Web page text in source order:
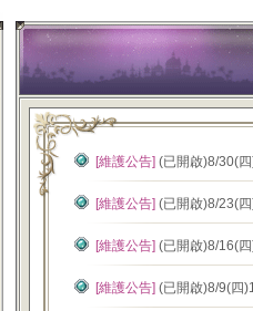
[維護公告] (已開啟)8/30(
[維護公告] (已開啟)8/23(
[維護公告] (已開啟)8/16(
[維護公告] (已開啟)8/9(四